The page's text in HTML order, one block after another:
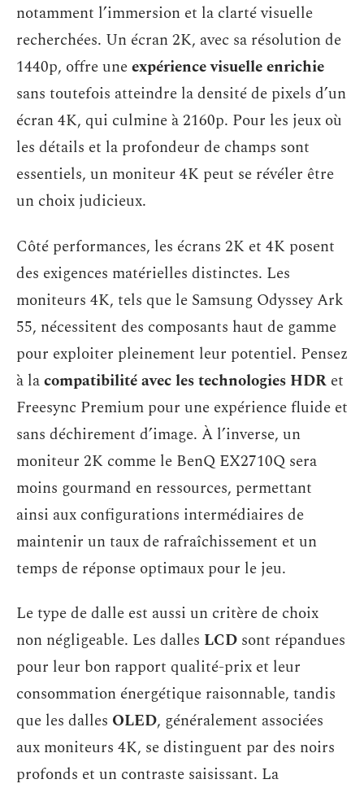
notamment l’immersion et la clarté visuelle
recherchées. Un écran 2K, avec sa résolution de
1440p, offre uneexpérience visuelle enrichie
sans toutefois atteindre la densité de pixels d’un
écran 4K, qui culmine à 2160p. Pour les jeux où
les détails et la profondeur de champs sont
essentiels, un moniteur 4K peut se révéler être
un choix judicieux.
Côté performances, les écrans 2K et 4K posent
des exigences matérielles distinctes. Les
moniteurs 4K, tels que le Samsung Odyssey Ark
55, nécessitent des composants haut de gamme
pour exploiter pleinement leur potentiel. Pensez
à lacompatibilité avec les technologies HDR et
Freesync Premium pour une expérience fluide et
sans déchirement d’image. À l’inverse, un
moniteur 2K comme le BenQ EX2710Q sera
moins gourmand en ressources, permettant
ainsi aux configurations intermédiaires de
maintenir un taux de rafraîchissement et un
temps de réponse optimaux pour le jeu.
Le type de dalle est aussi un critère de choix
non négligeable. Les dalles LCD sont répandues
pour leur bon rapport qualité-prix et leur
consommation énergétique raisonnable, tandis
que les dalles OLED, généralement associées
aux moniteurs 4K, se distinguent par des noirs
profonds et un contraste saisissant. La